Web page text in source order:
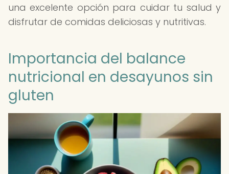
una excelente opción para cuidar tu salud y
disfrutar de comidas deliciosas y nutritivas.
Importancia del balance
nutricional en desayunos sin
gluten